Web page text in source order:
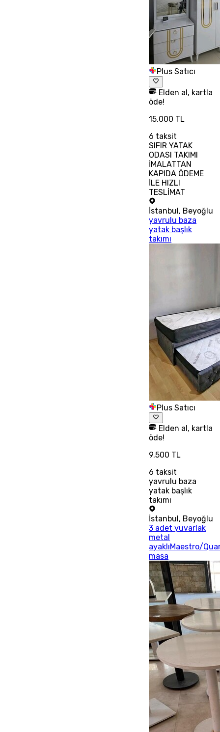
Plus Satıcı
Elden al, kartla
öde!
15.000 TL
6 taksit
SIFIR YATAK
ODASI TAKIMI
İMALATTAN
KAPIDA ÖDEME
İLE HIZLI
TESLİMAT
İstanbul, Beyoğlu
yavrulu baza
yatak başlık
takımı
Plus Satıcı
Elden al, kartla
öde!
9.500 TL
6 taksit
yavrulu baza
yatak başlık
takımı
İstanbul, Beyoğlu
3 adet yuvarlak
metal
ayaklıMaestro/
masa